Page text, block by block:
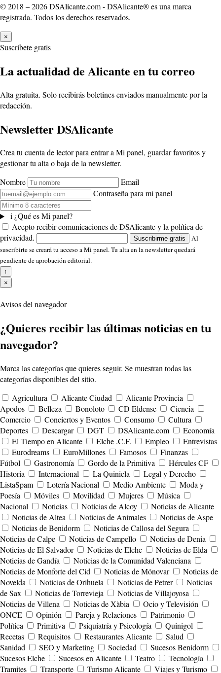
© 2018 – 2026 DSAlicante.com - DSAlicante® es una marca
registrada. Todos los derechos reservados.
×
Suscríbete gratis
La actualidad de Alicante en tu correo
Alta gratuita. Solo recibirás boletines enviados manualmente por la
redacción.
Newsletter DSAlicante
Crea tu cuenta de lector para entrar a Mi panel, guardar favoritos y
gestionar tu alta o baja de la newsletter.
Nombre
Email
Contraseña para mi panel
i¿Qué es Mi panel?
Acepto recibir comunicaciones de DSAlicante y la política de
privacidad.
Suscribirme gratis
Al
suscribirte se creará tu acceso a Mi panel. Tu alta en la newsletter quedará
pendiente de aprobación editorial.
↑
×
Avisos del navegador
¿Quieres recibir las últimas noticias en tu
navegador?
Marca las categorías que quieres seguir. Se muestran todas las
categorías disponibles del sitio.
Agricultura
Alicante Ciudad
Alicante Provincia
Apodos
Belleza Bonoloto CD Eldense
Ciencia
Comercio
Conciertos y Eventos Consumo
Cultura
Deportes
Descargar DGT DSAlicante.com
Economía
El Tiempo en Alicante
Elche .C.F. Empleo
Entrevistas
Eurodreams
EuroMillones Famosos
Finanzas
Fútbol
Gastronomía Gordo de la Primitiva
Hércules CF
Historia
Internacional La Quiniela
Legal y Derecho
ListaSpam
Lotería Nacional Medio Ambiente
Moda y
Poesía
Móviles Movilidad Mujeres
Música
Nacional
Noticias Noticias de Alcoy
Noticias de Alicante
Noticias de Altea
Noticias de Animales
Noticias de Aspe
Noticias de Benidorm
Noticias de Callosa del Segura
Noticias de Calpe
Noticias de Campello
Noticias de Denia
Noticias de El Salvador
Noticias de Elche
Noticias de Elda
Noticias de Gandía
Noticias de la Comunidad Valenciana
Noticias de Monforte del Cid
Noticias de Mónovar
Noticias de
Novelda
Noticias de Orihuela Noticias de Petrer
Noticias
de Sax
Noticias de Torrevieja
Noticias de Villajoyosa
Noticias de Villena
Noticias de Xàbia
Ocio y Televisión
ONCE
Opinión Pareja y Relaciones
Patrimonio
Política
Primitiva Psiquiatría y Psicología
Quinigol
Recetas
Requisitos Restaurantes Alicante
Salud
Sanidad
SEO y Marketing Sociedad
Sucesos Benidorm
Sucesos Elche
Sucesos en Alicante Teatro
Tecnología
Tramites
Transporte Turismo Alicante Viajes y Turismo